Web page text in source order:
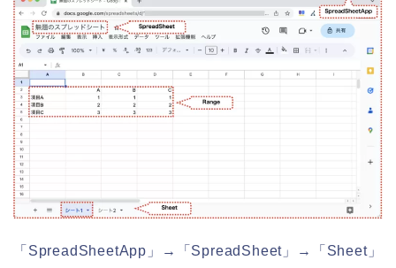
「SpreadSheetApp」→「SpreadSheet」→「Sheet」